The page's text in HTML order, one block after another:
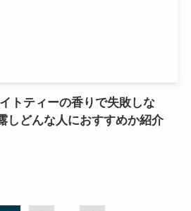
トティーの香りで失敗しな
しどんな人におすすめか紹介